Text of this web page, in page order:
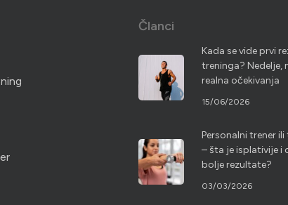
Članci
Kada se vide prvi
treninga? Nedelje,
realna očekivanja
15/06/2026
Personalni trener
– šta je isplativije i
bolje rezultate?
03/03/2026